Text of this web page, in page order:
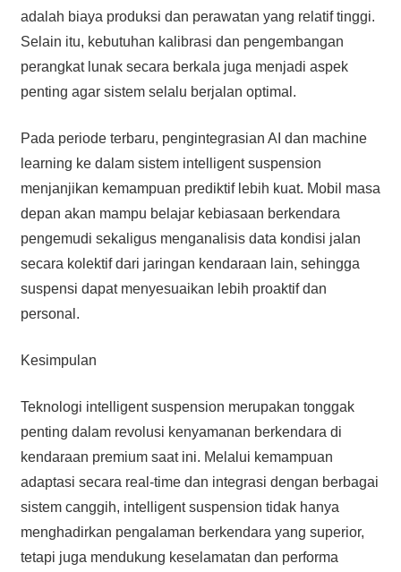
adalah biaya produksi dan perawatan yang relatif tinggi.
Selain itu, kebutuhan kalibrasi dan pengembangan
perangkat lunak secara berkala juga menjadi aspek
penting agar sistem selalu berjalan optimal.
Pada periode terbaru, pengintegrasian AI dan machine
learning ke dalam sistem intelligent suspension
menjanjikan kemampuan prediktif lebih kuat. Mobil masa
depan akan mampu belajar kebiasaan berkendara
pengemudi sekaligus menganalisis data kondisi jalan
secara kolektif dari jaringan kendaraan lain, sehingga
suspensi dapat menyesuaikan lebih proaktif dan
personal.
Kesimpulan
Teknologi intelligent suspension merupakan tonggak
penting dalam revolusi kenyamanan berkendara di
kendaraan premium saat ini. Melalui kemampuan
adaptasi secara real-time dan integrasi dengan berbagai
sistem canggih, intelligent suspension tidak hanya
menghadirkan pengalaman berkendara yang superior,
tetapi juga mendukung keselamatan dan performa